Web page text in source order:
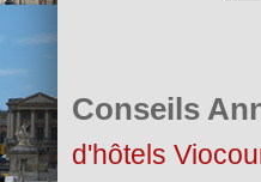
Conseils
d'hôtels